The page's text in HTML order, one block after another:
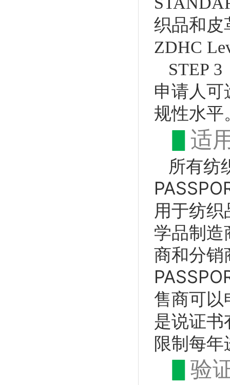
织品和皮
ZDHC
STEP
申请人可
规性水平
▋ 适
所有纺
用于纺
学品制造
商和分销
售商可以
是说证
限制每年
验